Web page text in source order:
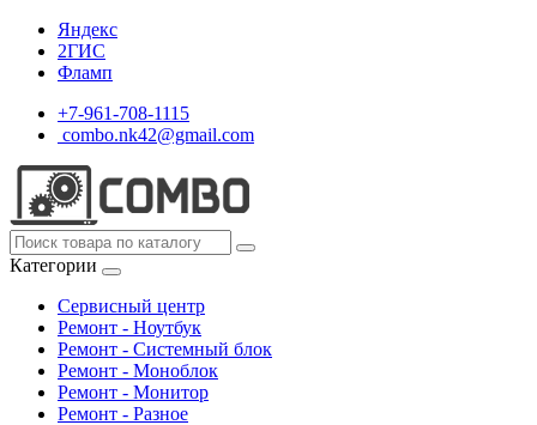
Яндекс
2ГИС
Фламп
+7-961-708-1115
combo.nk42@gmail.com
Категории
Сервисный центр
Ремонт - Ноутбук
Ремонт - Системный блок
Ремонт - Моноблок
Ремонт - Монитор
Ремонт - Разное